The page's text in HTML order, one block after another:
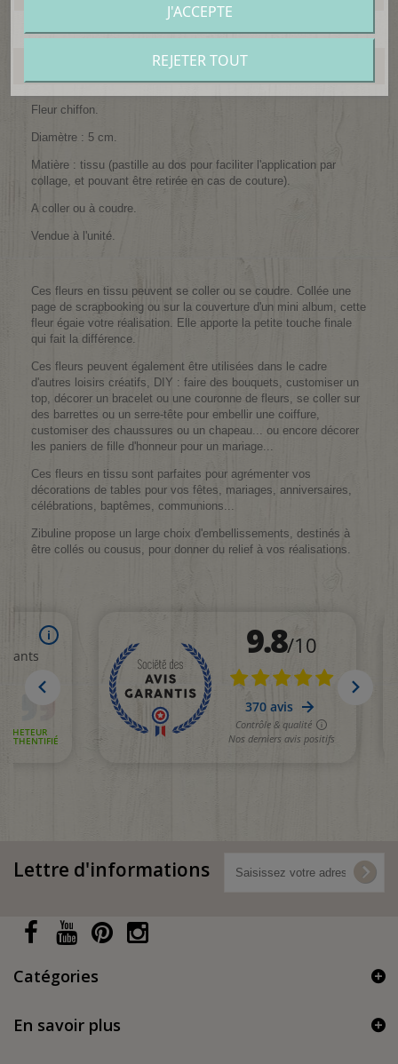
EN SAVOIR PLUS
Fleur chiffon.
Diamètre : 5 cm.
Matière : tissu (pastille au dos pour faciliter l'application par
collage, et pouvant être retirée en cas de couture).
A coller ou à coudre.
Vendue à l'unité.
Ces fleurs en tissu peuvent se coller ou se coudre. Collée une
page de scrapbooking ou sur la couverture d'un mini album, cette
fleur égaie votre réalisation. Elle apporte la petite touche finale
qui fait la différence.
Ces fleurs peuvent également être utilisées dans le cadre
d'autres loisirs créatifs, DIY : faire des bouquets, customiser un
top, décorer un bracelet ou une couronne de fleurs, se coller sur
des barrettes ou un serre-tête pour embellir une coiffure,
customiser des chaussures ou un chapeau... ou encore décorer
les paniers de fille d'honneur pour un mariage...
Ces fleurs en tissu sont parfaites pour agrémenter vos
décorations de tables pour vos fêtes, mariages, anniversaires,
célébrations, baptêmes, communions...
Zibuline propose un large choix d'embellissements, destinés à
être collés ou cousus, pour donner du relief à vos réalisations.
Lettre d'informations
Catégories
En savoir plus
REJETER TOUT
J'ACCEPTE